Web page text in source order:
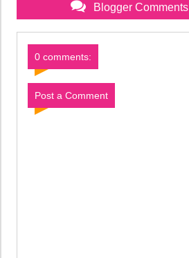
Blogger Comments
0 comments:
Post a Comment